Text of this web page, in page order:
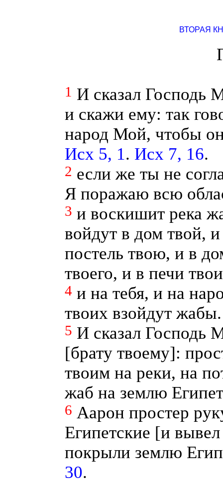
ВТОРАЯ
1 И сказал Господь
и скажи ему: так
народ Мой, чтобы
Исх 5, 1. Исх 7, 16.
2 если же ты не
Я поражаю всю
3 и воскишит река
войдут в дом твой,
постель твою, и в
твоего, и в печи
4 и на тебя, и на
твоих взойдут жабы.
5 И сказал Господь
[брату твоему]:
твоим на реки, на
жаб на землю
6 Аарон простер
Египетские [и
покрыли землю
30.